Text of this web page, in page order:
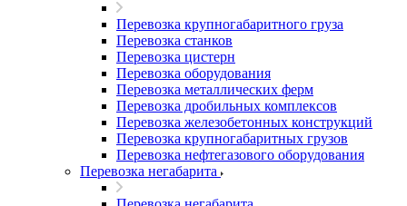
Перевозка крупногабаритного груза
Перевозка станков
Перевозка цистерн
Перевозка оборудования
Перевозка металлических ферм
Перевозка дробильных комплексов
Перевозка железобетонных конструкций
Перевозка крупногабаритных грузов
Перевозка нефтегазового оборудования
Перевозка негабарита